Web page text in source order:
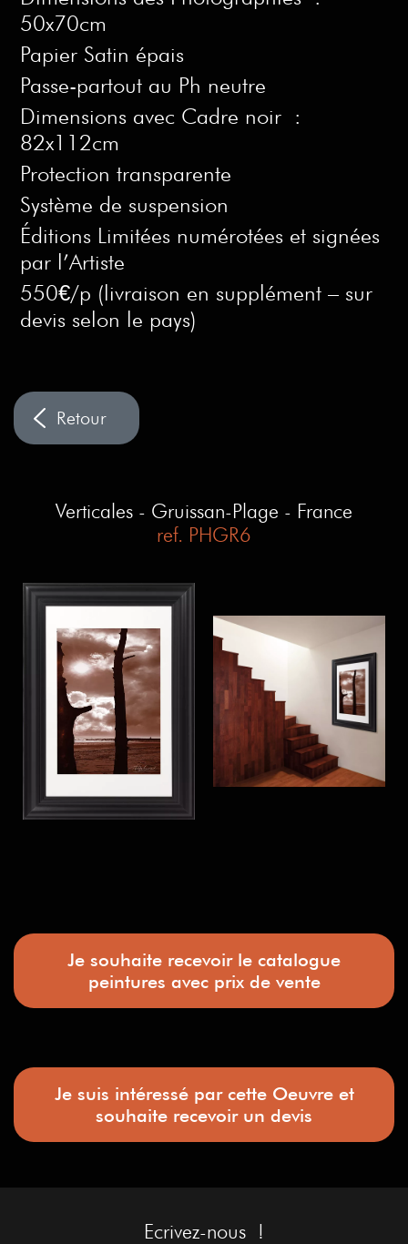
50x70cm
Papier Satin épais
Passe-partout au Ph neutre
Dimensions avec Cadre noir :
82x112cm
Protection transparente
Système de suspension
Éditions Limitées numérotées et signées
par l’Artiste
550€/p (livraison en supplément – sur
devis selon le pays)
Verticales - Gruissan-Plage - France
ref. PHGR6
Je souhaite recevoir le catalogue
peintures avec prix de vente
Je suis intéressé par cette Oeuvre et
souhaite recevoir un devis
Ecrivez-nous !